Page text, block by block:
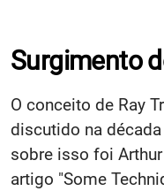
Surgimento
O conceito de Ray
discutido na
sobre isso foi
artigo "Some